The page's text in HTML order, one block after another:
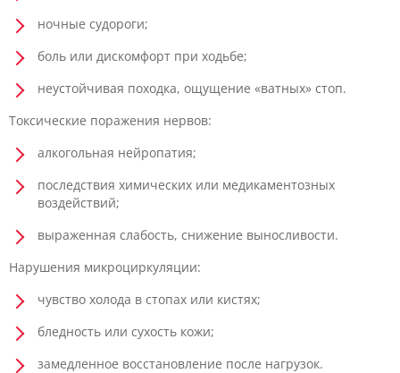
ночные судороги;
боль или дискомфорт при ходьбе;
неустойчивая походка, ощущение «ватных» стоп.
Токсические поражения нервов:
алкогольная нейропатия;
последствия химических или медикаментозных
воздействий;
выраженная слабость, снижение выносливости.
Нарушения микроциркуляции:
чувство холода в стопах или кистях;
бледность или сухость кожи;
замедленное восстановление после нагрузок.